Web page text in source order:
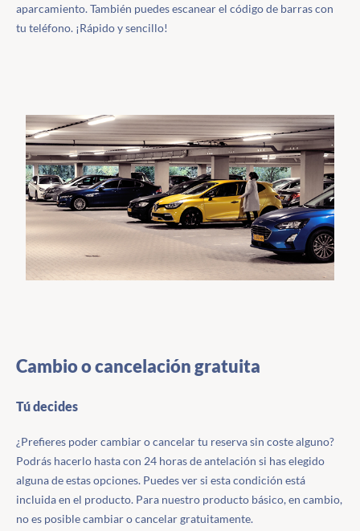
aparcamiento. También puedes escanear el código de barras con
tu teléfono. ¡Rápido y sencillo!
Cambio o cancelación gratuita
Tú decides
¿Prefieres poder cambiar o cancelar tu reserva sin coste alguno?
Podrás hacerlo hasta con 24 horas de antelación si has elegido
alguna de estas opciones. Puedes ver si esta condición está
incluida en el producto. Para nuestro producto básico, en cambio,
no es posible cambiar o cancelar gratuitamente.